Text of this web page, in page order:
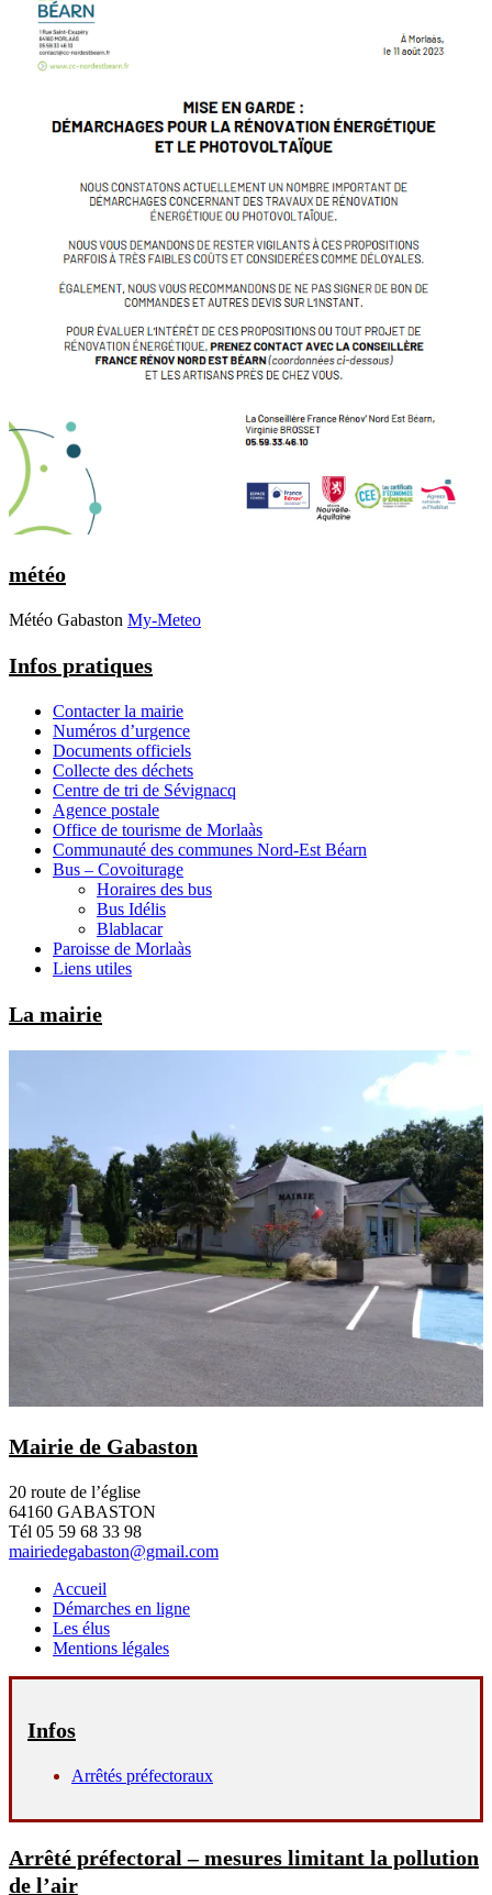
météo
Météo Gabaston My-Meteo
Infos pratiques
Contacter la mairie
Numéros d’urgence
Documents officiels
Collecte des déchets
Centre de tri de Sévignacq
Agence postale
Office de tourisme de Morlaàs
Communauté des communes Nord-Est Béarn
Bus – Covoiturage
Horaires des bus
Bus Idélis
Blablacar
Paroisse de Morlaàs
Liens utiles
La mairie
Mairie de Gabaston
20 route de l’église
64160 GABASTON
Tél 05 59 68 33 98
mairiedegabaston@gmail.com
Accueil
Démarches en ligne
Les élus
Mentions légales
Infos
Arrêtés préfectoraux
Arrêté préfectoral – mesures limitant la pollution
de l’air